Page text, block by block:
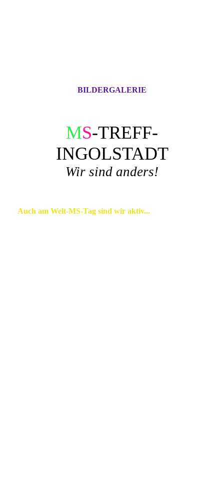
BILDERGALERIE
MS-TREFF-
INGOLSTADT
Wir sind anders!
Auch am Welt-MS-Tag sind wir aktiv...